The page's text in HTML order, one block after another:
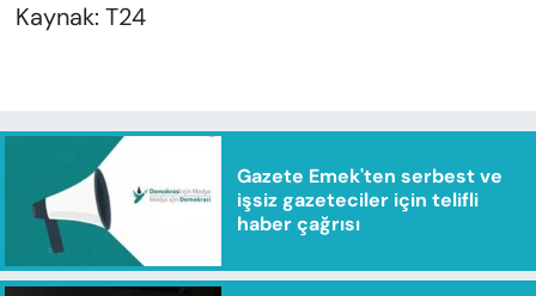
Kaynak: T24
Gazete Emek'ten serbest ve
işsiz gazeteciler için telifli
haber çağrısı